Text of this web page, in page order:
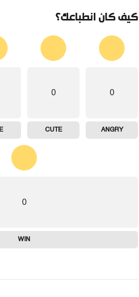
كان انطباعك؟
0
ANGRY
0
CUTE
0
WIN